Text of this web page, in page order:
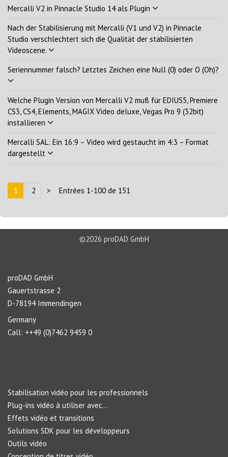
Mercalli V2 in Pinnacle Studio 14 als Plugin
Nach der Stabilisierung mit Mercalli (V1 und V2) in Pinnacle
Studio verschlechtert sich die Qualität der stabilisierten
Videoscene.
Seriennummer falsch? Letztes Zeichen eine Null (0) oder O (Oh)?
Welche Plugin Version von Mercalli V2 muß für EDIUS5, Premiere
CS3, CS4, Elements, MAGIX Video deluxe, Vegas Pro 9 (32bit)
installieren
Mercalli SAL: Ein 16:9 – Video wird gestaucht im 4:3 – Format
dargestellt
1 2 > Entrées 1-100 de 151
©2026 proDAD GmbH
proDAD GmbH
Gauertstrasse 2
D-78194 Immendingen
Germany
Call: ++49 (0)7462 9459 0
Stabilisation vidéo pour les professionnels
Plug-ins vidéo à utiliser avec...
Effets vidéo et transitions
Solutions SDK pour les développeurs
Outils vidéo